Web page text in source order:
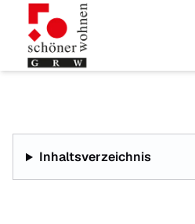
Inhaltsverzeichnis